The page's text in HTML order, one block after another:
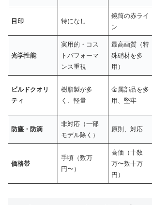
目印 特になし
鏡筒の赤ライ
ン
光学性能
実用的・コス
トパフォーマ
ンス重視
最高画質（特
殊硝材を多
用）
ビルドクオリ
ティ
樹脂製が多
く、軽量
金属部品を多
用、堅牢
防塵・防滴
非対応（一部
モデル除く）
原則、対応
価格帯
手頃（数万
円〜）
高価（十数
万〜数十万
円）